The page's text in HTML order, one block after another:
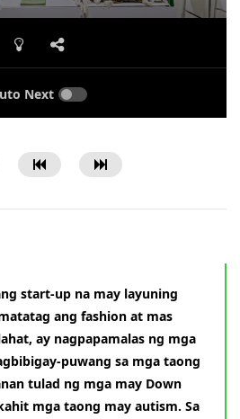
Next
start-up na may layuning
ang fashion at mas
ay nagpapamalas ng mga
puwang sa mga taong
tulad ng mga may Down
mga taong may autism. Sa